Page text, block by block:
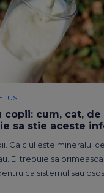
copii: cum, cat,
sa stie aceste
Calciul este mineralul
El trebuie sa
ca sistemul sau